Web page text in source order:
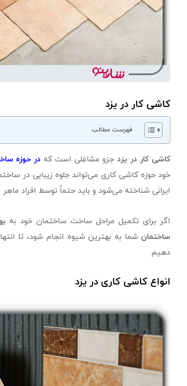
کاشی کار در یزد
فهرست مطالب
کاشی کار در یزد جزو مشاغلی است که در حوزه
خود حوزه کاشی کاری می‌تواند جلوه زیبایی در
ایرانی شناخته می‌شود و باید حتماً توسط افراد ماهر
اگر برای تکمیل مراحل ساخت ساختمان خود به
ساختمان شما به بهترین شیوه انجام شود، تا
دهیم.
انواع کاشی کاری در یزد